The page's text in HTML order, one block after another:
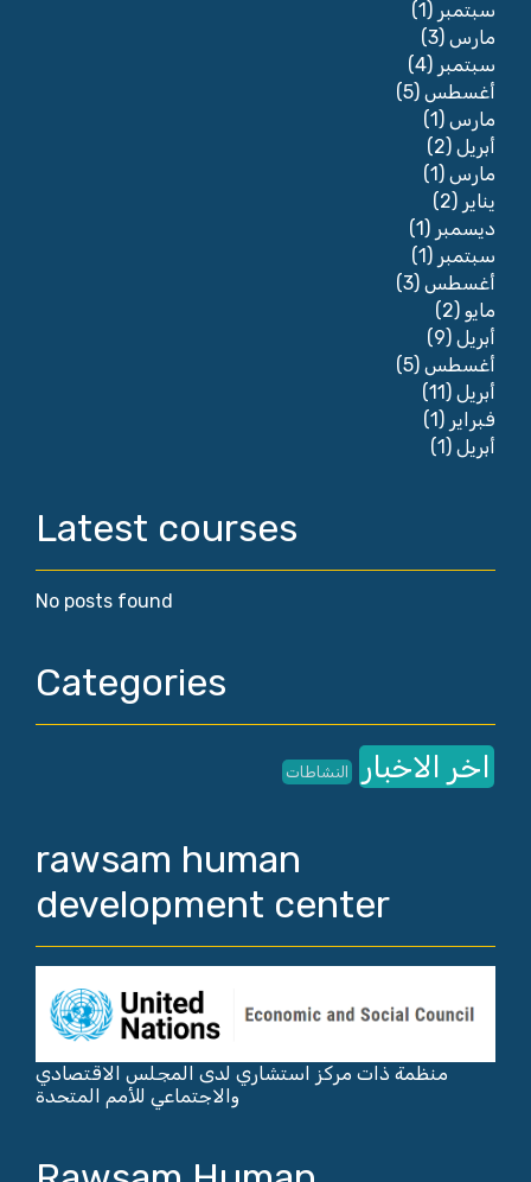
سبتمبر (1)
مارس (3)
سبتمبر (4)
أغسطس (5)
مارس (1)
أبريل (2)
مارس (1)
يناير (2)
ديسمبر (1)
سبتمبر (1)
أغسطس (3)
مايو (2)
أبريل (9)
أغسطس (5)
أبريل (11)
فبراير (1)
أبريل (1)
Latest courses
No posts found
Categories
اخر الاخبار النشاطات
rawsam human
development center
منظمة ذات مركز استشاري لدى المجلس الاقتصادي
والاجتماعي للأمم المتحدة